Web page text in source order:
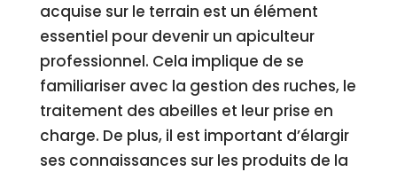
acquise sur le terrain est un élément
essentiel pour devenir un apiculteur
professionnel. Cela implique de se
familiariser avec la gestion des ruches, le
traitement des abeilles et leur prise en
charge. De plus, il est important d’élargir
ses connaissances sur les produits de la